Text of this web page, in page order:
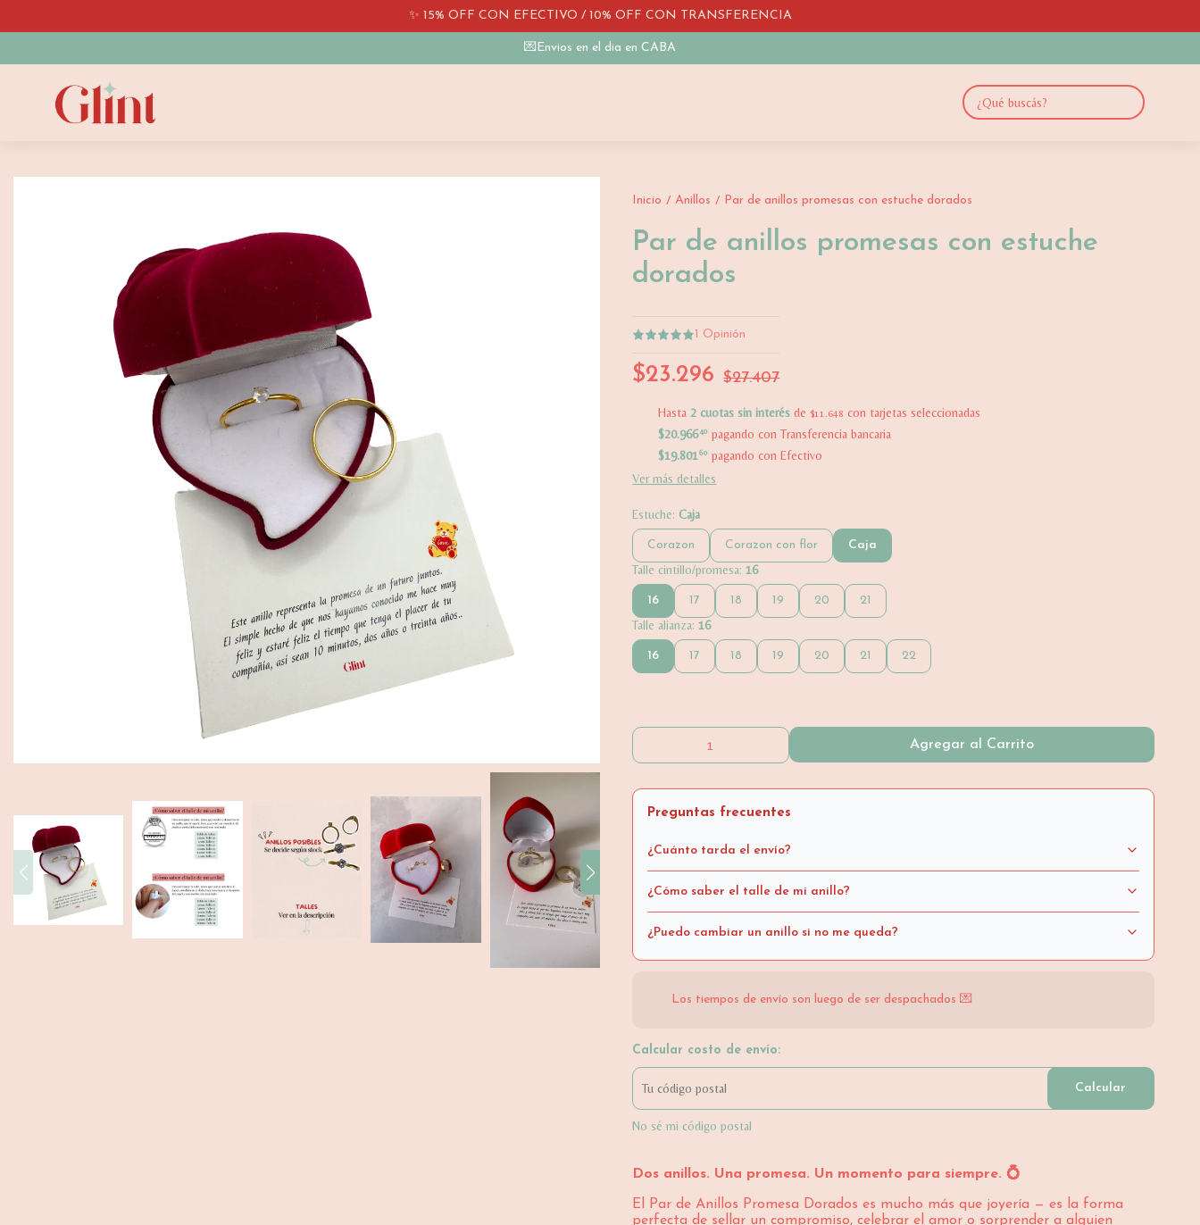
✨ 15% OFF CON EFECTIVO / 10% OFF CON TRANSFERENCIA
💌Envios en el dia en CABA
Inicio / Anillos / Par de anillos promesas con estuche dorados
Par de anillos promesas con estuche
dorados
1 Opinión
$23.296 $27.407
Hasta 2 cuotas sin interés de $11.648 con tarjetas seleccionadas
$20.96640 pagando con Transferencia bancaria
$19.80160 pagando con Efectivo
Ver más detalles
Estuche: Caja
Corazon Corazon con flor Caja
Talle cintillo/promesa:16
16 17 18 19 20 21
Talle alianza:16
16 17 18 19 20 21 22
Agregar al Carrito
Preguntas frecuentes
¿Cuánto tarda el envío?
¿Cómo saber el talle de mi anillo?
¿Puedo cambiar un anillo si no me queda?
Los tiempos de envío son luego de ser despachados 💌
Calcular costo de envío:
Calcular
No sé mi código postal
Dos anillos. Una promesa. Un momento para siempre. 💍
El Par de Anillos Promesa Dorados es mucho más que joyería — es la forma
perfecta de sellar un compromiso, celebrar el amor o sorprender a alguien